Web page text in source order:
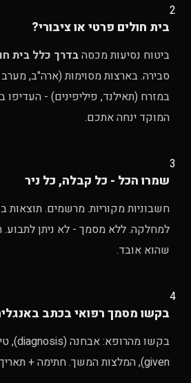
2
בית חולים פרטי או ציבורי?
ביטוח נסיעות מכסהבדרך כלל בית
סבירה. בארצות מסוימות (ארה"ב,
במזרח (תאילנד, פיליפינים) - העדיפו
המוקד ינחה אתכם.
3
שמרו הכל - כל קבלה, כל ניר
חשבוניות מקוריות. מרשמים. תוצאות
למחלקה. ללא מסמך - לא ניתן לתבוע.
שהוא אובד.
4
בקשו מסמך רפואי בכתב
given), המלצות המשך. חתימה + תאריך. זה הבסיס לתביעה.